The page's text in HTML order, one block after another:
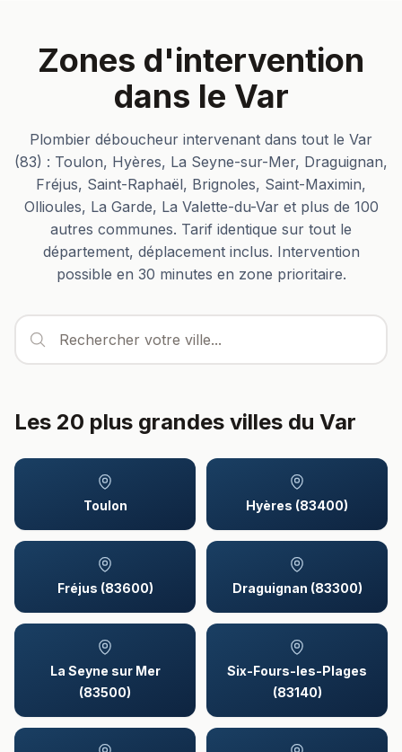
Zones d'intervention
dans le Var
Plombier déboucheur intervenant dans tout le Var
(83) : Toulon, Hyères, La Seyne-sur-Mer, Draguignan,
Fréjus, Saint-Raphaël, Brignoles, Saint-Maximin,
Ollioules, La Garde, La Valette-du-Var et plus de 100
autres communes. Tarif identique sur tout le
département, déplacement inclus. Intervention
possible en 30 minutes en zone prioritaire.
Les 20 plus grandes villes du Var
Toulon Hyères (83400)
Fréjus (83600) Draguignan (83300)
La Seyne sur Mer
(83500)
Six-Fours-les-Plages
(83140)